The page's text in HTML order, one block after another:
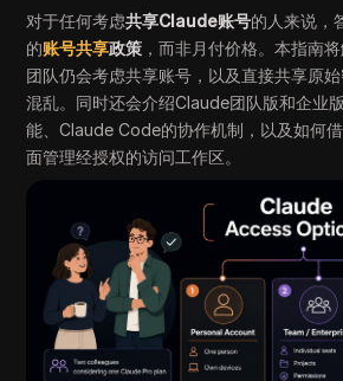
对于任何考虑共享Claude账号的人来说，
的账号共享政策 ，而非月付价格。本指南
团队仍会考虑共享账号，以及直接共享原
混乱。同时还会介绍Claude团队版和企业
能、Claude Code的协作机制，以及如何
面管理经授权的访问工作区。